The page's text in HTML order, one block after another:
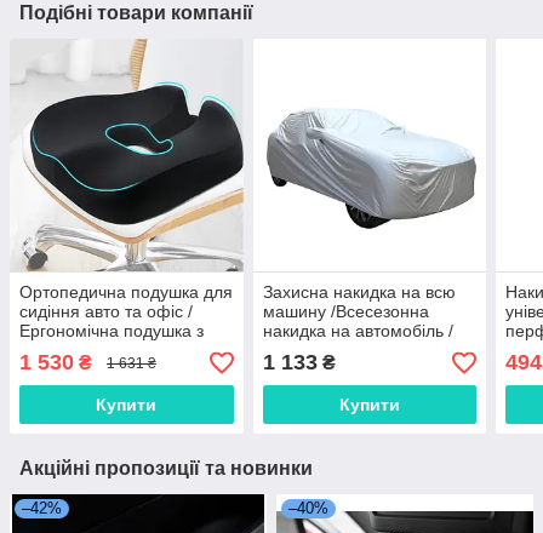
Подібні товари компанії
Ортопедична подушка для
сидіння авто та офіс /
Ергономічна подушка з
вирізом / Подушка від
геморою
1 530 ₴ 1 631 ₴
Купити
Захисна накидка на всю
машину /Всесезонна
накидка на автомобіль /
Чохол для машини від
снігу
1 133₴
Купити
494
Акційні пропозиції та новинки
–42% –40%